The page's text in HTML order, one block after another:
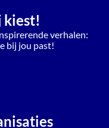
kiest!
verhalen:
bij jou past!